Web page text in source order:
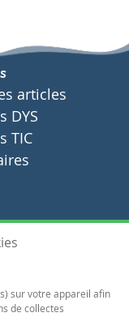
articles
DYS
TIC
sur votre appareil afin
de collectes